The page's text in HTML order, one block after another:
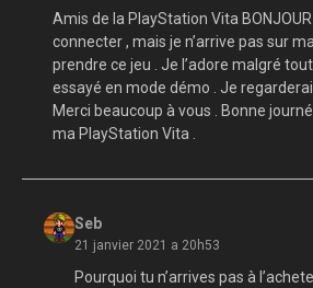
Amis de la PlayStation Vita
connecter , mais je n’arrive pas sur
prendre ce jeu . Je l’adore malgré tout
essayé en mode démo . Je
Merci beaucoup à vous . Bonne
ma PlayStation Vita .
Seb
21 janvier 2021 a 20h53
Pourquoi tu n’arrives pas à